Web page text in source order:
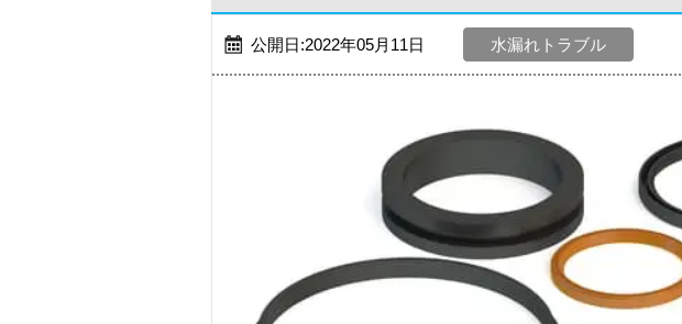
公開日:2022年05月11日 水漏れトラブル